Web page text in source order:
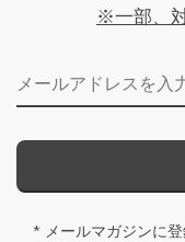
※一部、
メールアドレス
* メールマガジンに